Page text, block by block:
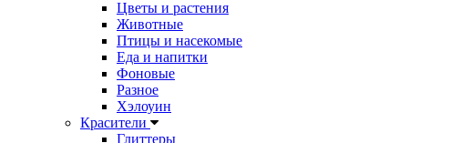
Цветы и растения
Животные
Птицы и насекомые
Еда и напитки
Фоновые
Разное
Хэлоуин
Красители
Глиттеры